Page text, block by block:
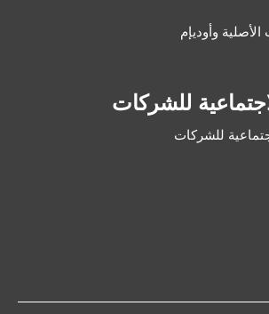
وأوديإم
للشركات
للشركات